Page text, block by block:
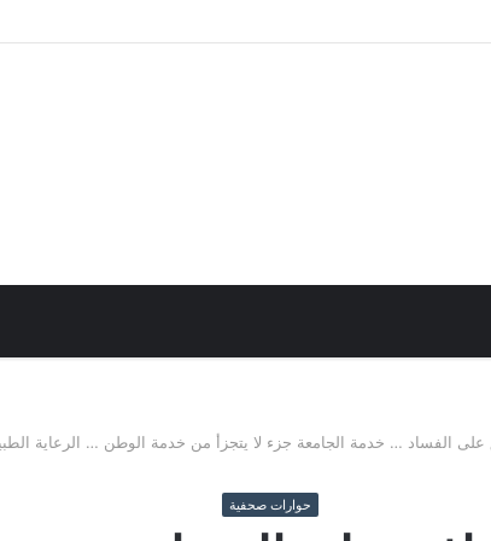
الفساد … خدمة الجامعة جزء لا يتجزأ من خدمة الوطن … الرعاية
حوارات صحفية